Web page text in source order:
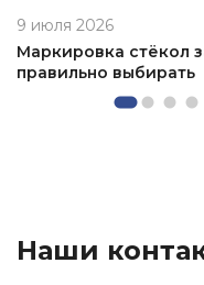
9 июля 2026
Маркировка стёкол
правильно выбирать
Наши